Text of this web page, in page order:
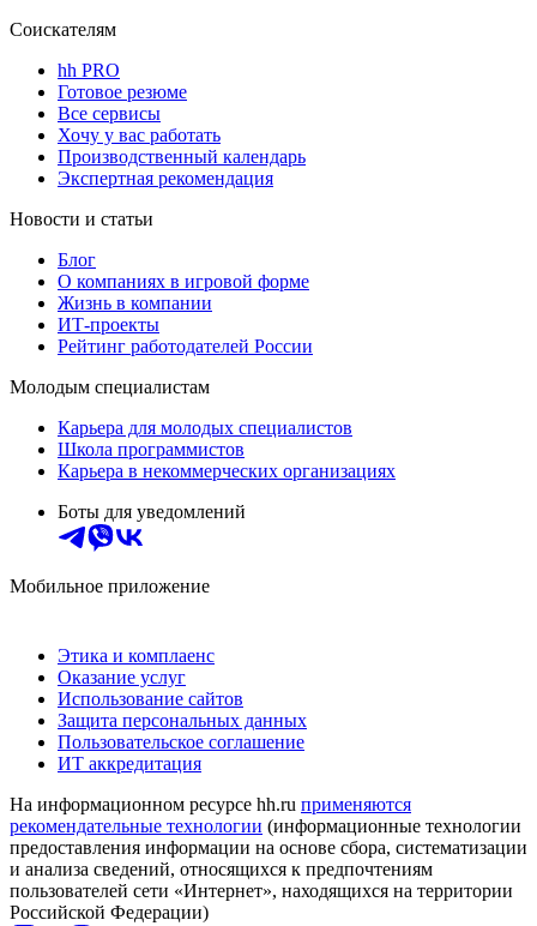
Соискателям
hh PRO
Готовое резюме
Все сервисы
Хочу у вас работать
Производственный календарь
Экспертная рекомендация
Новости и статьи
Блог
О компаниях в игровой форме
Жизнь в компании
ИТ-проекты
Рейтинг работодателей России
Молодым специалистам
Карьера для молодых специалистов
Школа программистов
Карьера в некоммерческих организациях
Боты для уведомлений
Мобильное приложение
Этика и комплаенс
Оказание услуг
Использование сайтов
Защита персональных данных
Пользовательское соглашение
ИТ аккредитация
На информационном ресурсе hh.ru применяются
рекомендательные технологии (информационные технологии
предоставления информации на основе сбора, систематизации
и анализа сведений, относящихся к предпочтениям
пользователей сети «Интернет», находящихся на территории
Российской Федерации)